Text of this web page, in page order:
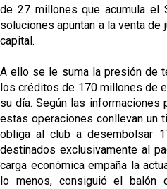
de 27 millones que acumula el
soluciones apuntan a la venta de
capital.
A ello se le suma la presión de
los créditos de 170 millones de
su día. Según las informaciones
estas operaciones conllevan un
obliga al club a desembolsar
destinados exclusivamente al
carga económica empaña la
lo menos, consiguió el balón